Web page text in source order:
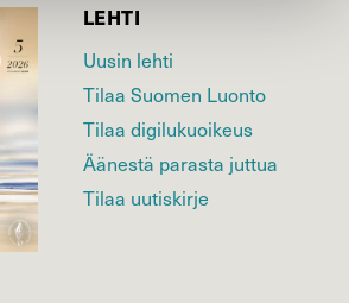
LEHTI
Uusin lehti
Tilaa Suomen Luonto
Tilaa digilukuoikeus
Äänestä parasta juttua
Tilaa uutiskirje